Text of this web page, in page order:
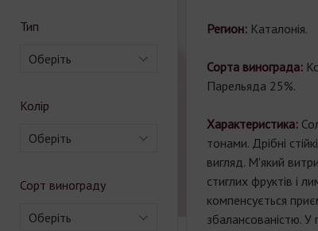
Тип
Оберіть
Колір
Оберіть
Сорт винограду
Оберіть
Регион: Каталонія.
Сорта винограда:
Парельяда 25%.
Характеристика:
тонами. Дрібні
вигляд. М'який
стиглих фруктів і
компенсується
збалансованістю. У